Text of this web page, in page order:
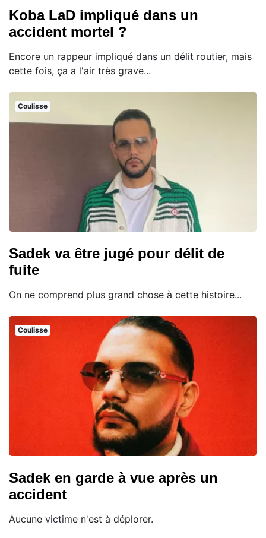
Koba LaD impliqué dans un
accident mortel ?
Encore un rappeur impliqué dans un délit routier, mais
cette fois, ça a l'air très grave...
Coulisse
Sadek va être jugé pour délit de
fuite
On ne comprend plus grand chose à cette histoire...
Coulisse
Sadek en garde à vue après un
accident
Aucune victime n'est à déplorer.